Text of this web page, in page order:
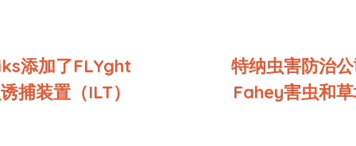
添加了FLYght
捕装置（ILT）
特纳虫害防治
Fahey害虫和